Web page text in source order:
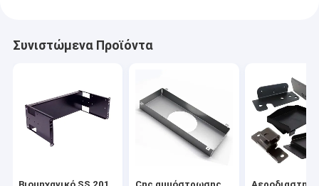
Συνιστώμενα Προϊόντα